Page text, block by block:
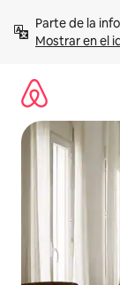
contenidoMostrar en el